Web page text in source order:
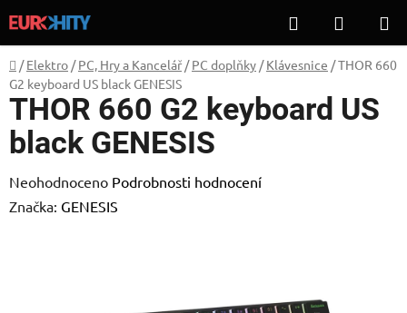
na
obsah
Hledat
KOŠÍK
Domů
/ Elektro / PC, Hry a Kancelář / PC doplňky / Klávesnice /THOR 660
G2 keyboard US black GENESIS
THOR 660 G2 keyboard US
black GENESIS
Průměrné
hodnocení
Neohodnoceno Podrobnosti hodnocení
Značka: GENESIS